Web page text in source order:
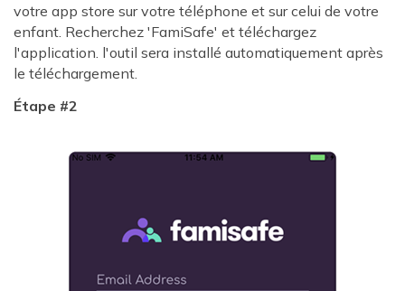
votre app store sur votre téléphone et sur celui de votre
enfant. Recherchez 'FamiSafe' et téléchargez
l'application. l'outil sera installé automatiquement après
le téléchargement.
Étape #2